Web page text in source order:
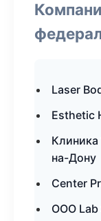
Laser
Esthetic
на-Дону
Center
ООО Lab